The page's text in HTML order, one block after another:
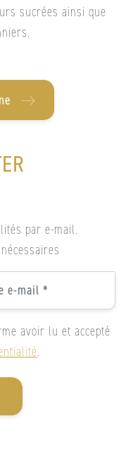
sucrées ainsi que
par e-mail.
avoir lu et accepté
.